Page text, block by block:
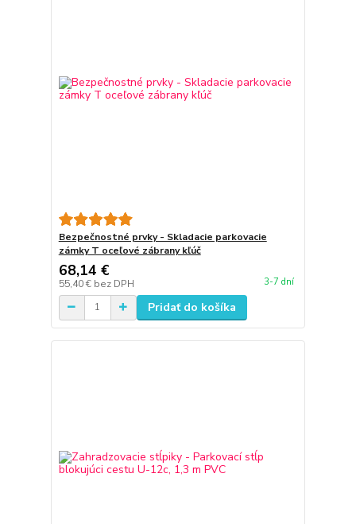
Bezpečnostné prvky - Skladacie parkovacie
zámky T oceľové zábrany kľúč
68,14 €
55,40 € bez DPH 3-7 dní
Pridať do košíka